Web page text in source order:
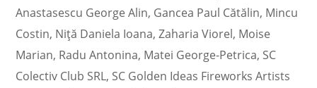
Anastasescu George Alin, Gancea Paul Cătălin, Mincu
Costin, Niţă Daniela Ioana, Zaharia Viorel, Moise
Marian, Radu Antonina, Matei George-Petrica, SC
Colectiv Club SRL, SC Golden Ideas Fireworks Artists